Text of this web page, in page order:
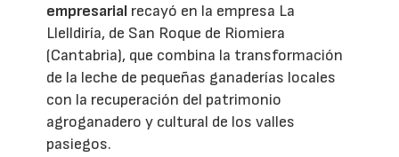
empresarial recayó en la empresa La
Llelldiría, de San Roque de Riomiera
(Cantabria), que combina la transformación
de la leche de pequeñas ganaderías locales
con la recuperación del patrimonio
agroganadero y cultural de los valles
pasiegos.